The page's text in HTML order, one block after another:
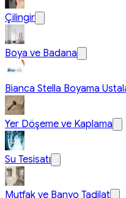
Çilingir
Boya ve Badana
Bianca Stella Boyama
Yer Döşeme ve Kaplama
Su Tesisatı
Mutfak ve Banyo Tadilat